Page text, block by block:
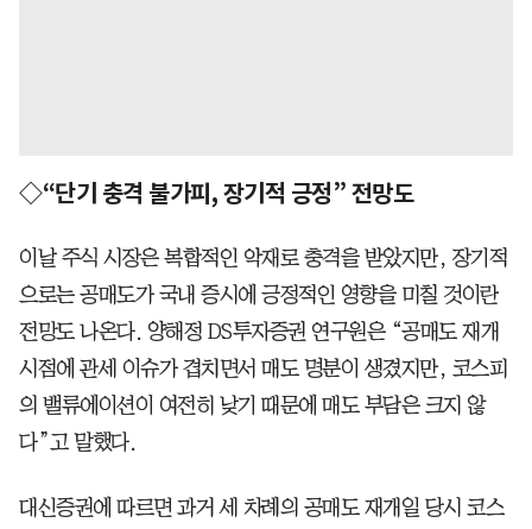
◇“단기 충격 불가피, 장기적 긍정” 전망도­
이날 주식 시장은 복합적인 악재로 충격을 받았지만, 장기적
으로는 공매도가 국내 증시에 긍정적인 영향을 미칠 것이란
전망도 나온다. 양해정 DS투자증권 연구원은 “공매도 재개
시점에 관세 이슈가 겹치면서 매도 명분이 생겼지만, 코스피
의 밸류에이션이 여전히 낮기 때문에 매도 부담은 크지 않
다”고 말했다.
대신증권에 따르면 과거 세 차례의 공매도 재개일 당시 코스